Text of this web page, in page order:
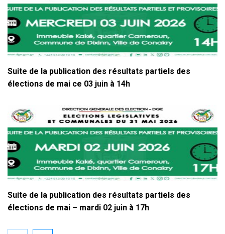
Suite de la publication des résultats partiels des
élections de mai ce 03 juin à 14h
Suite de la publication des résultats partiels des
élections de mai – mardi 02 juin à 17h